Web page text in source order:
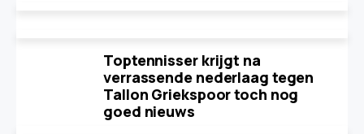
Toptennisser krijgt na
verrassende nederlaag tegen
Tallon Griekspoor toch nog
goed nieuws